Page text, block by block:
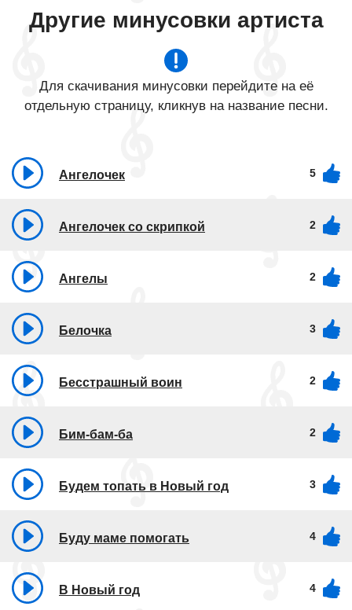
Другие минусовки артиста
Для скачивания минусовки перейдите на её
отдельную страницу, кликнув на название песни.
Ангелочек 5
Ангелочек со скрипкой 2
Ангелы 2
Белочка 3
Бесстрашный воин 2
Бим-бам-ба 2
Будем топать в Новый год 3
Буду маме помогать 4
В Новый год 4